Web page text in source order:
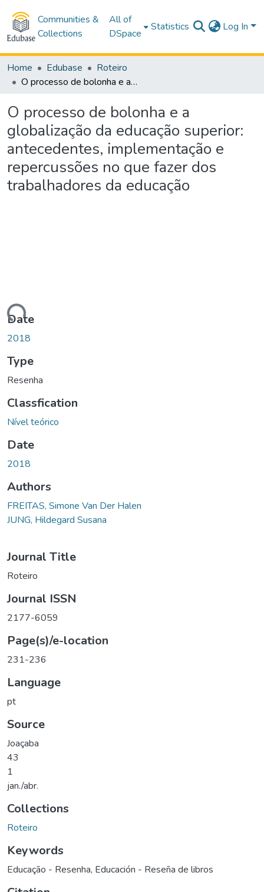
Communities &
Collections
All of
DSpace
Statistics Log In
Home Edubase
Roteiro
O processo de bolonha e a globalização da educação superior: antecedentes, implementação e repercussões no que fazer dos trabalhadores da educação
O processo de bolonha e a
globalização da educação superior:
antecedentes, implementação e
repercussões no que fazer dos
trabalhadores da educação
Date
2018
Type
Resenha
Classfication
Nível teórico
Date
2018
Authors
FREITAS, Simone Van Der Halen
JUNG, Hildegard Susana
Journal Title
Roteiro
Journal ISSN
2177-6059
Page(s)/e-location
231-236
Language
pt
Source
Joaçaba
43
1
jan./abr.
Collections
Roteiro
Keywords
Educação - Resenha, Educación - Reseña de libros